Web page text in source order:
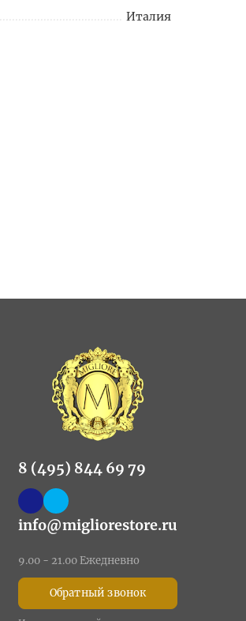
Италия
8 (495) 844 69 79
info@migliorestore.ru
9.00 - 21.00 Ежедневно
Обратный звонок